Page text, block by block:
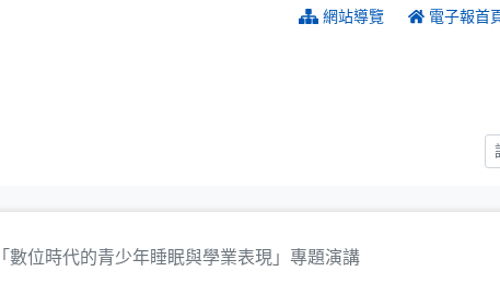
網站導覽 電子報首
「數位時代的青少年睡眠與學業表現」專題演講